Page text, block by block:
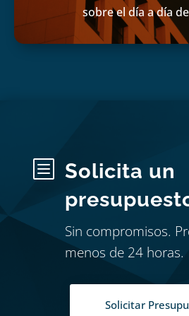
sobre el día a día
b
Solicita un
Sin compromisos.
menos de 24 horas.
Solicitar